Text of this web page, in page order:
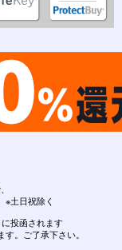
※土日祝除く
投函されます
。ご了承下さい。